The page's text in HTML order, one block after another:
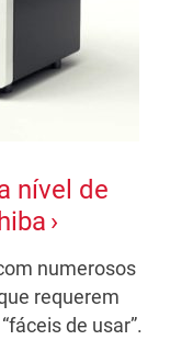
nível de
numerosos
requerem
de usar”.